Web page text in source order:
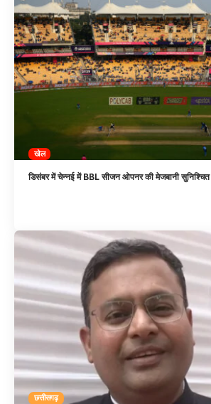
खेल
डिसंबर में चेन्नई में BBL सीजन ओपनर की मेजबानी सुनिश्चित
छत्तीसगढ़